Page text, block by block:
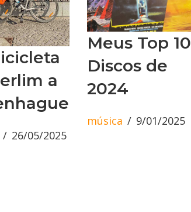
a
26/05/2025
Meus Top 10
Discos de
2024
música 9/01/2025